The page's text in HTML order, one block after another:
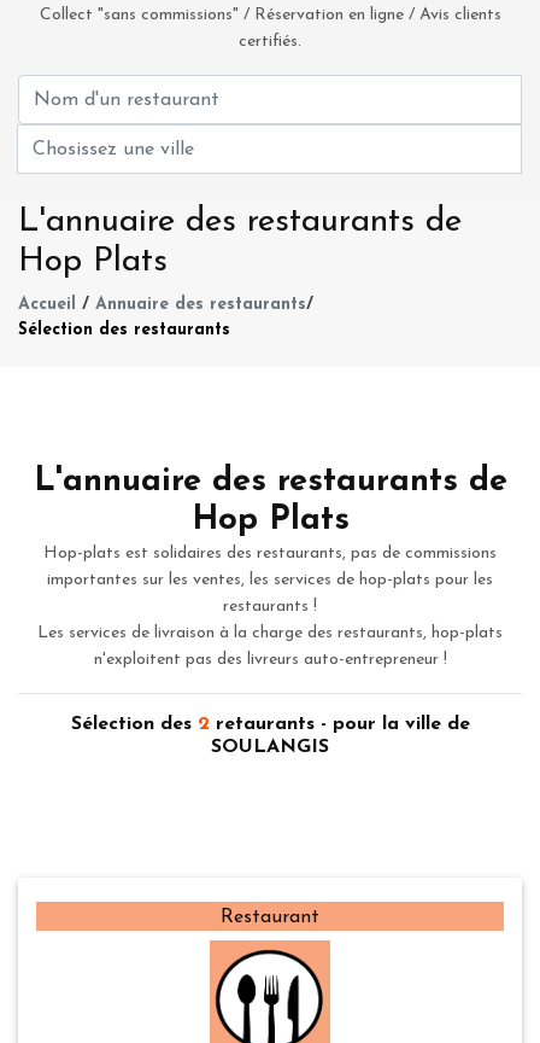
Collect "sans commissions" / Réservation en ligne / Avis clients
certifiés.
L'annuaire des restaurants de
Hop Plats
Accueil / Annuaire des restaurants/
Sélection des restaurants
L'annuaire des restaurants de
Hop Plats
Hop-plats est solidaires des restaurants, pas de commissions
importantes sur les ventes, les services de hop-plats pour les
restaurants !
Les services de livraison à la charge des restaurants, hop-plats
n'exploitent pas des livreurs auto-entrepreneur !
Sélection des 2 retaurants - pour la ville de
SOULANGIS
Restaurant